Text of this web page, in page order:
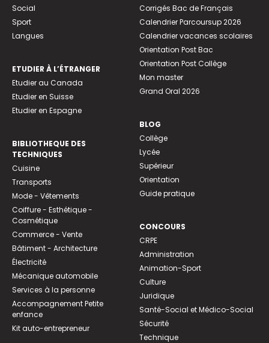
Social
Sport
Langues
ETUDIER À L’ÉTRANGER
Etudier au Canada
Etudier en Suisse
Etudier en Espagne
BIBLIOTHEQUE DES
TECHNIQUES
Cuisine
Transports
Mode - Vêtements
Coiffure - Esthétique -
Cosmétique
Commerce - Vente
Bâtiment - Architecture
Électricité
Mécanique automobile
Services à la personne
Accompagnement Petite
enfance
Kit auto-entrepreneur
Corrigés Bac de Français
Calendrier Parcoursup 2026
Calendrier vacances scolaires
Orientation Post Bac
Orientation Post Collège
Mon master
Grand Oral 2026
BLOG
Collège
Lycée
Supérieur
Orientation
Guide pratique
CONCOURS
CRPE
Administration
Animation-Sport
Culture
Juridique
Santé-Social et Médico-Social
Sécurité
Technique